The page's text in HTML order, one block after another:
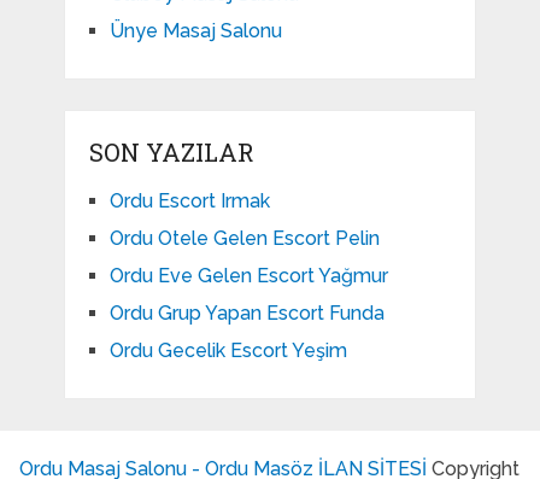
Ünye Masaj Salonu
SON YAZILAR
Ordu Escort Irmak
Ordu Otele Gelen Escort Pelin
Ordu Eve Gelen Escort Yağmur
Ordu Grup Yapan Escort Funda
Ordu Gecelik Escort Yeşim
Ordu Masaj Salonu - Ordu Masöz İLAN SİTESİ Copyright